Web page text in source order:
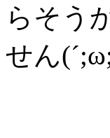
らそう
せん